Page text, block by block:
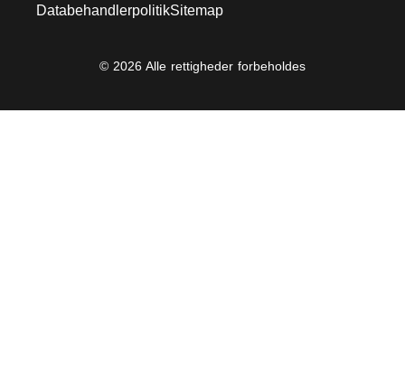
© 2026 Alle rettigheder forbeholdes
DatabehandlerpolitikSitemap